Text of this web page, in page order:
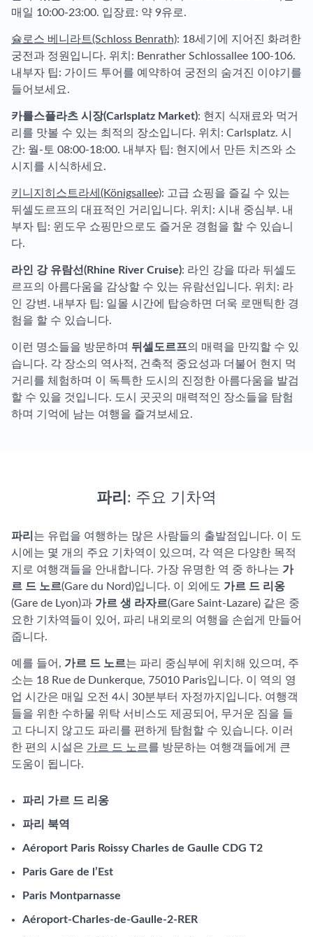
매일 10:00-23:00. 입장료: 약 9유로.
슐로스 베니라트(Schloss Benrath): 18세기에 지어진 화려한
궁전과 정원입니다. 위치: Benrather Schlossallee 100-106.
내부자 팁: 가이드 투어를 예약하여 궁전의 숨겨진 이야기를
들어보세요.
카를스플라츠 시장(Carlsplatz Market): 현지 식재료와 먹거
리를 맛볼 수 있는 최적의 장소입니다. 위치: Carlsplatz. 시
간: 월-토 08:00-18:00. 내부자 팁: 현지에서 만든 치즈와 소
시지를 시식하세요.
키니지히스트라세(Königsallee): 고급 쇼핑을 즐길 수 있는
뒤셀도르프의 대표적인 거리입니다. 위치: 시내 중심부. 내
부자 팁: 윈도우 쇼핑만으로도 즐거운 경험을 할 수 있습니
다.
라인 강 유람선(Rhine River Cruise): 라인 강을 따라 뒤셀도
르프의 아름다움을 감상할 수 있는 유람선입니다. 위치: 라
인 강변. 내부자 팁: 일몰 시간에 탑승하면 더욱 로맨틱한 경
험을 할 수 있습니다.
이런 명소들을 방문하며 뒤셀도르프의 매력을 만끽할 수 있
습니다. 각 장소의 역사적, 건축적 중요성과 더불어 현지 먹
거리를 체험하며 이 독특한 도시의 진정한 아름다움을 발검
할 수 있을 것입니다. 도시 곳곳의 매력적인 장소들을 탐험
하며 기억에 남는 여행을 즐겨보세요.
파리 : 주요 기차역
파리 는 유럽을 여행하는 많은 사람들의 출발점입니다. 이 도
시에는 몇 개의 주요 기차역이 있으며, 각 역은 다양한 목적
지로 여행객들을 안내합니다. 가장 유명한 역 중 하나는 가
르 드 노르(Gare du Nord)입니다. 이 외에도 가르 드 리옹
(Gare de Lyon)과 가르 생 라자르(Gare Saint-Lazare) 같은 중
요한 기차역들이 있어, 파리 내외로의 여행을 손쉽게 만들어
줍니다.
예를 들어, 가르 드 노르는 파리 중심부에 위치해 있으며, 주
소는 18 Rue de Dunkerque, 75010 Paris입니다. 이 역의 영
업 시간은 매일 오전 4시 30분부터 자정까지입니다. 여행객
들을 위한 수하물 위탁 서비스도 제공되어, 무거운 짐을 들
고 다니지 않고도 파리를 편하게 탐험할 수 있습니다. 이러
한 편의 시설은 가르 드 노르를 방문하는 여행객들에게 큰
도움이 됩니다.
파리 가르 드 리옹
파리 북역
Aéroport Paris Roissy Charles de Gaulle CDG T2
Paris Gare de l’Est
Paris Montparnasse
Aéroport-Charles-de-Gaulle-2-RER